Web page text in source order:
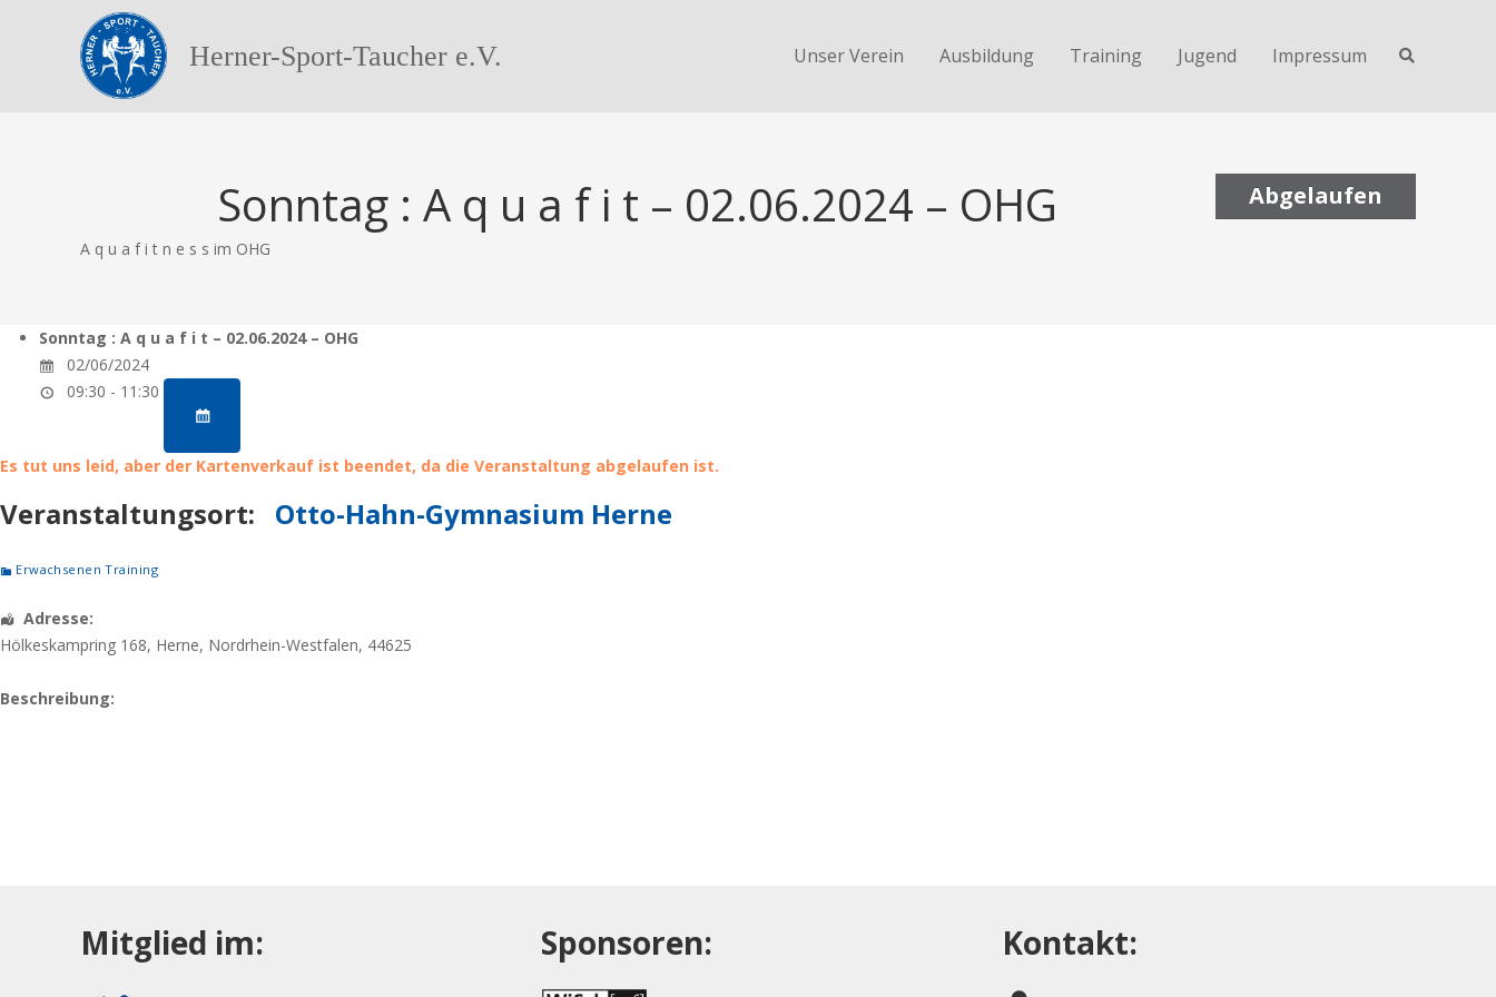
Herner-Sport-Taucher e.V. Unser Verein Ausbildung Training Jugend Impressum
Abgelaufen
Sonntag : A q u a f i t – 02.06.2024 – OHG
A q u a f i t n e s s im OHG
Sonntag : A q u a f i t – 02.06.2024 – OHG
02/06/2024
09:30 - 11:30
Es tut uns leid, aber der Kartenverkauf ist beendet, da die Veranstaltung abgelaufen ist.
Veranstaltungsort: Otto-Hahn-Gymnasium Herne
Erwachsenen Training
Adresse:
Hölkeskampring 168, Herne, Nordrhein-Westfalen, 44625
Beschreibung:
Mitglied im: Sponsoren: Kontakt: